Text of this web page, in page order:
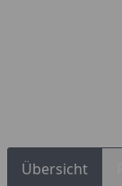
Übersicht